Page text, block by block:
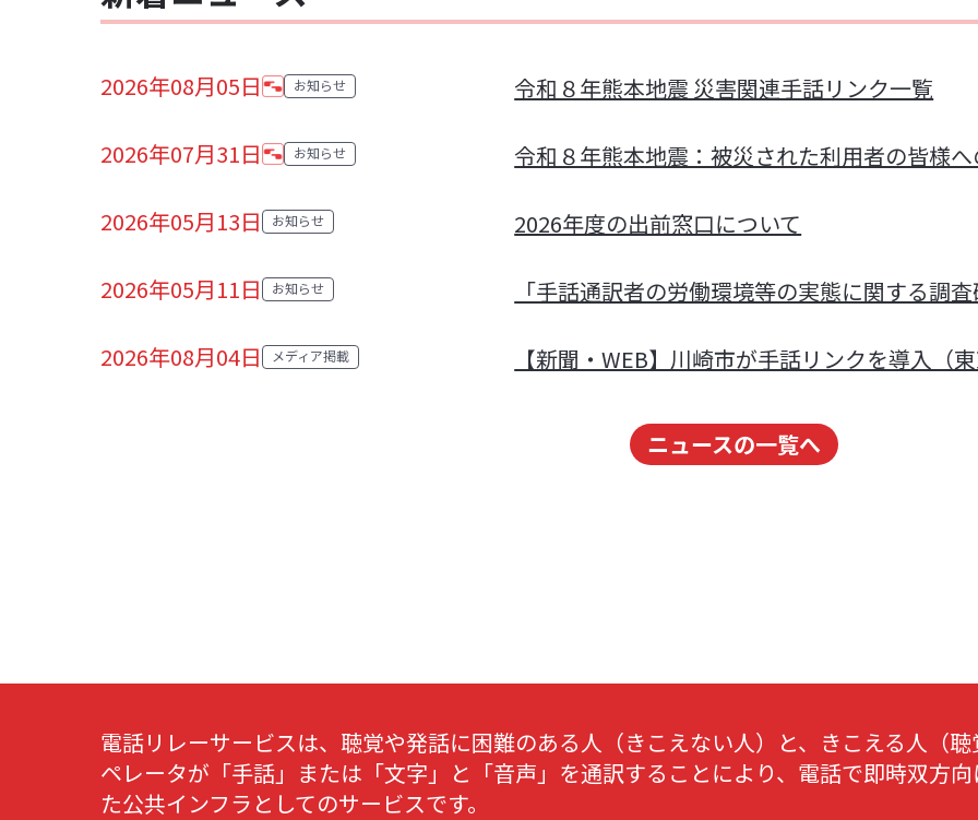
令和８年熊本地震 災害関連手話リンク一覧
2026年08月05日 カテゴリ:
お知らせ
令和８年熊本地震：被災された利用者の皆様
2026年07月31日 カテゴリ:
お知らせ
2026年度の出前窓口について
2026年05月13日 カテゴリ:
お知らせ
「手話通訳者の労働環境等の実態に関する調
2026年05月11日 カテゴリ:
お知らせ
【新聞・WEB】川崎市が手話リンクを導入（
2026年08月04日 カテゴリ:
メディア掲載
ニュースの一覧へ
電話リレーサービスは、聴覚や発話に困難のある人（きこえない人）と、きこえる人（
ペレータが「手話」または「文字」と「音声」を通訳することにより、電話で即時双方
た公共インフラとしてのサービスです。